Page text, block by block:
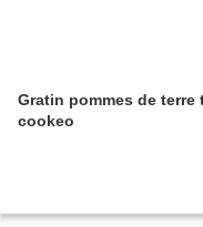
Gratin pommes de terre
cookeo